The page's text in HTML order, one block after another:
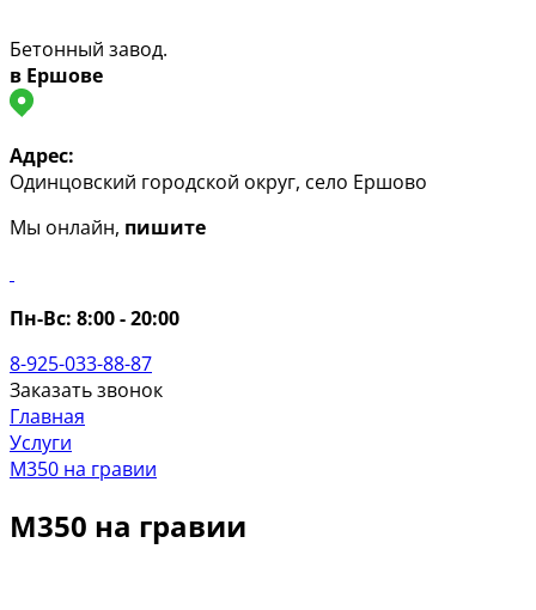
Бетонный завод.
в Ершове
Адрес:
Одинцовский городской округ, село Ершово
Мы онлайн, пишите
Пн-Вс: 8:00 - 20:00
8-925-033-88-87
Заказать звонок
Главная
Услуги
М350 на гравии
М350 на гравии